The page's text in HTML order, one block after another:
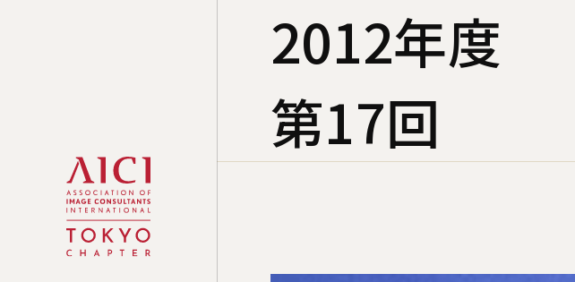
2012年度
第17回